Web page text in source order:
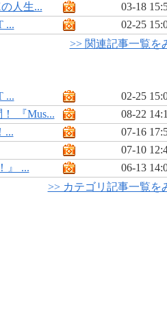
人生...
03-18
...
02-25
>> 関連記事一覧を
...
02-25
『Mus...
08-22
...
07-16
07-10
』 ...
06-13
>> カテゴリ記事一覧を